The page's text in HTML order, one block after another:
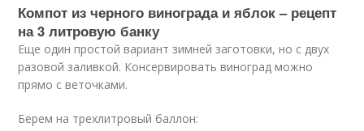
Компот из черного винограда и яблок – рецепт
на 3 литровую банку
Еще один простой вариант зимней заготовки, но с двух
разовой заливкой. Консервировать виноград можно
прямо с веточками.
Берем на трехлитровый баллон: